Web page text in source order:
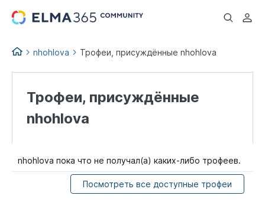
...
nhohlova Трофеи, присуждённые nhohlova
Трофеи, присуждённые
nhohlova
nhohlova пока что не получал(а) каких-либо трофеев.
Посмотреть все доступные трофеи